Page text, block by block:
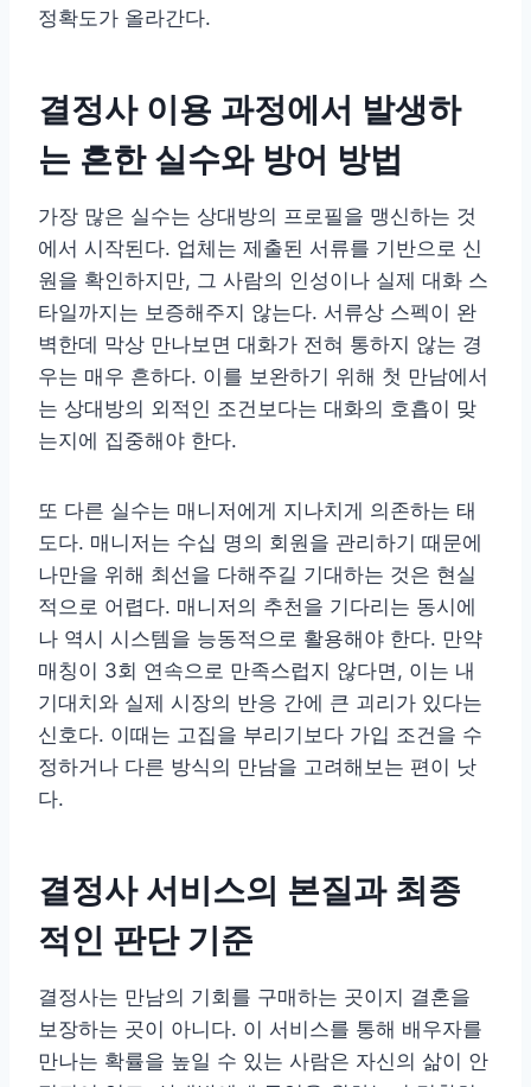
정확도가 올라간다.
결정사 이용 과정에서 발생하
는 흔한 실수와 방어 방법
가장 많은 실수는 상대방의 프로필을 맹신하는 것
에서 시작된다. 업체는 제출된 서류를 기반으로 신
원을 확인하지만, 그 사람의 인성이나 실제 대화 스
타일까지는 보증해주지 않는다. 서류상 스펙이 완
벽한데 막상 만나보면 대화가 전혀 통하지 않는 경
우는 매우 흔하다. 이를 보완하기 위해 첫 만남에서
는 상대방의 외적인 조건보다는 대화의 호흡이 맞
는지에 집중해야 한다.
또 다른 실수는 매니저에게 지나치게 의존하는 태
도다. 매니저는 수십 명의 회원을 관리하기 때문에
나만을 위해 최선을 다해주길 기대하는 것은 현실
적으로 어렵다. 매니저의 추천을 기다리는 동시에
나 역시 시스템을 능동적으로 활용해야 한다. 만약
매칭이 3회 연속으로 만족스럽지 않다면, 이는 내
기대치와 실제 시장의 반응 간에 큰 괴리가 있다는
신호다. 이때는 고집을 부리기보다 가입 조건을 수
정하거나 다른 방식의 만남을 고려해보는 편이 낫
다.
결정사 서비스의 본질과 최종
적인 판단 기준
결정사는 만남의 기회를 구매하는 곳이지 결혼을
보장하는 곳이 아니다. 이 서비스를 통해 배우자를
만나는 확률을 높일 수 있는 사람은 자신의 삶이 안